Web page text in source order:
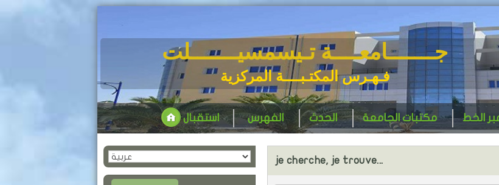
جـــــــامعــــة تـيسمسيـــــــلت
فـهـرس المكتـبــــة المركزية
الفهرس الحدث مكتبات الجامعة الخط استقبال
je cherche, je trouve...